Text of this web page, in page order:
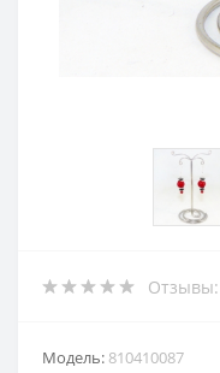
Отзывы:
Модель: 810410087